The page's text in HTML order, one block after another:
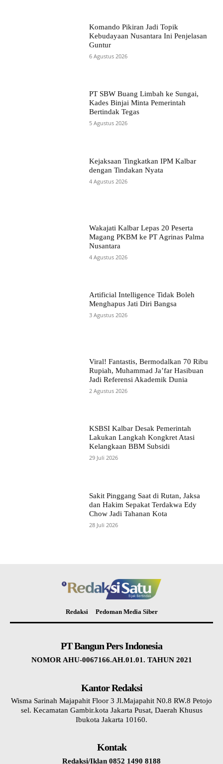
Komando Pikiran Jadi Topik
Kebudayaan Nusantara Ini Penjelasan
Guntur
6 Agustus 2026
PT SBW Buang Limbah ke Sungai,
Kades Binjai Minta Pemerintah
Bertindak Tegas
5 Agustus 2026
Kejaksaan Tingkatkan IPM Kalbar
dengan Tindakan Nyata
4 Agustus 2026
Wakajati Kalbar Lepas 20 Peserta
Magang PKBM ke PT Agrinas Palma
Nusantara
4 Agustus 2026
Artificial Intelligence Tidak Boleh
Menghapus Jati Diri Bangsa
3 Agustus 2026
Viral! Fantastis, Bermodalkan 70 Ribu
Rupiah, Muhammad Ja’far Hasibuan
Jadi Referensi Akademik Dunia
2 Agustus 2026
KSBSI Kalbar Desak Pemerintah
Lakukan Langkah Kongkret Atasi
Kelangkaan BBM Subsidi
29 Juli 2026
Sakit Pinggang Saat di Rutan, Jaksa
dan Hakim Sepakat Terdakwa Edy
Chow Jadi Tahanan Kota
28 Juli 2026
Redaksi Pedoman Media Siber
PT Bangun Pers Indonesia
NOMOR AHU-0067166.AH.01.01. TAHUN 2021
Kantor Redaksi
Wisma Sarinah Majapahit Floor 3 Jl.Majapahit N0.8 RW.8 Petojo
sel. Kecamatan Gambir.kota Jakarta Pusat, Daerah Khusus
Ibukota Jakarta 10160.
Kontak
Redaksi/Iklan 0852 1490 8188